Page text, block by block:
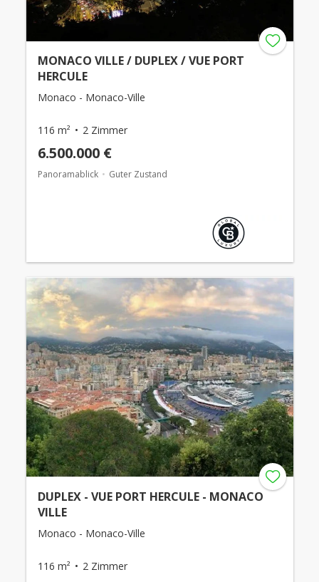
MONACO VILLE / DUPLEX / VUE PORT
HERCULE
Monaco - Monaco-Ville
116 m² 2 Zimmer
6.500.000 €
Panoramablick Guter Zustand
DUPLEX - VUE PORT HERCULE - MONACO
VILLE
Monaco - Monaco-Ville
116 m² 2 Zimmer